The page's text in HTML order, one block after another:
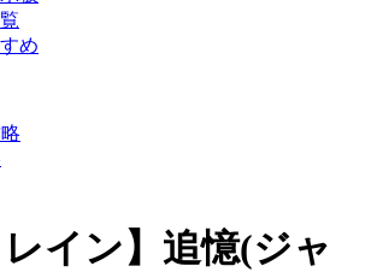
め
レイン】追憶(ジャ